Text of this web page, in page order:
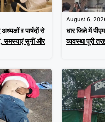
व पार्षदों से
समस्याएं सुनीं और
August 6,
धार जिले में
व्यवस्था पूरी